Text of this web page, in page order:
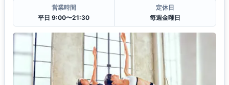
営業時間
平日 9:00〜21:30
定休日
毎週金曜日